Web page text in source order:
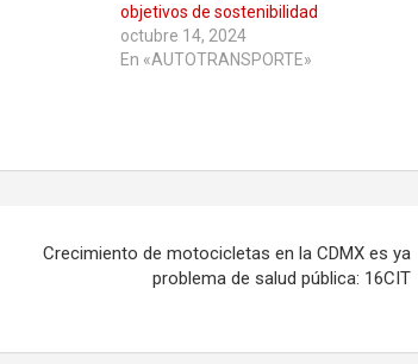
objetivos de sostenibilidad
octubre 14, 2024
En «AUTOTRANSPORTE»
Crecimiento de motocicletas en la CDMX es ya
problema de salud pública: 16CIT